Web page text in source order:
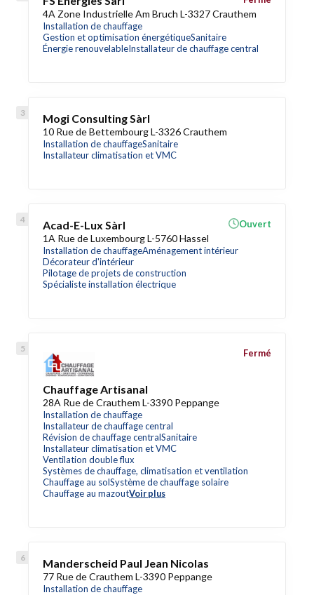
4A Zone Industrielle Am Bruch L-3327 Crauthem
Installation de chauffage
Gestion et optimisation énergétiqueSanitaire
Énergie renouvelableInstallateur de chauffage central
Mogi Consulting Sàrl
10 Rue de Bettembourg L-3326 Crauthem
Installation de chauffageSanitaire
Installateur climatisation et VMC
Acad-E-Lux Sàrl
1A Rue de Luxembourg L-5760 Hassel
Installation de chauffageAménagement intérieur
Décorateur d'intérieur
Pilotage de projets de construction
Spécialiste installation électrique
Ouvert
Chauffage Artisanal
28A Rue de Crauthem L-3390 Peppange
Installation de chauffage
Installateur de chauffage central
Révision de chauffage centralSanitaire
Installateur climatisation et VMC
Ventilation double flux
Systèmes de chauffage, climatisation et ventilation
Chauffage au solSystème de chauffage solaire
Chauffage au mazoutVoir plus
Fermé
Manderscheid Paul Jean Nicolas
77 Rue de Crauthem L-3390 Peppange
Installation de chauffage